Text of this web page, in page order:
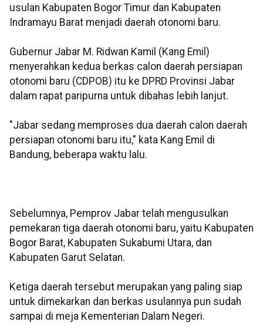
usulan Kabupaten Bogor Timur dan Kabupaten
Indramayu Barat menjadi daerah otonomi baru.
Gubernur Jabar M. Ridwan Kamil (Kang Emil)
menyerahkan kedua berkas calon daerah persiapan
otonomi baru (CDPOB) itu ke DPRD Provinsi Jabar
dalam rapat paripurna untuk dibahas lebih lanjut.
"Jabar sedang memproses dua daerah calon daerah
persiapan otonomi baru itu," kata Kang Emil di
Bandung, beberapa waktu lalu.
Sebelumnya, Pemprov Jabar telah mengusulkan
pemekaran tiga daerah otonomi baru, yaitu Kabupaten
Bogor Barat, Kabupaten Sukabumi Utara, dan
Kabupaten Garut Selatan.
Ketiga daerah tersebut merupakan yang paling siap
untuk dimekarkan dan berkas usulannya pun sudah
sampai di meja Kementerian Dalam Negeri.